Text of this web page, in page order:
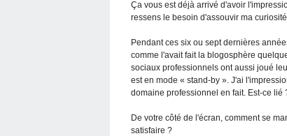
Ça vous est déjà arrivé d'avoir
ressens le besoin d'assouvir ma
Pendant ces six ou sept dernières
comme l'avait fait la blogosphère
sociaux professionnels ont aussi joué
est en mode « stand-by ». J'ai
domaine professionnel en fait. Est-ce lié
De votre côté de l'écran, comment se
satisfaire ?